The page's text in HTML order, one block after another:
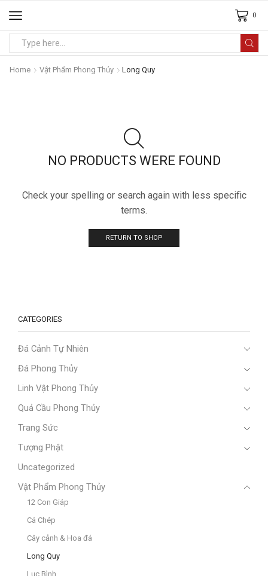
0
Home Vật Phẩm Phong Thủy Long Quy
NO PRODUCTS WERE FOUND
Check your spelling or search again with less specific
terms.
RETURN TO SHOP
CATEGORIES
Đá Cảnh Tự Nhiên
Đá Phong Thủy
Linh Vật Phong Thủy
Quả Cầu Phong Thủy
Trang Sức
Tượng Phật
Uncategorized
Vật Phẩm Phong Thủy
12 Con Giáp
Cá Chép
Cây cảnh & Hoa đá
Long Quy
Lục Bình